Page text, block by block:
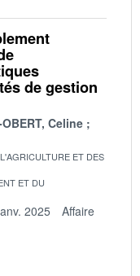
de gestion
Celine
ET DES
ET DU
2025
Affaire